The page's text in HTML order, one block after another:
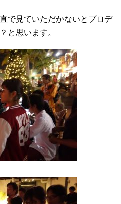
で見ていただかないとプロデ
と思います。